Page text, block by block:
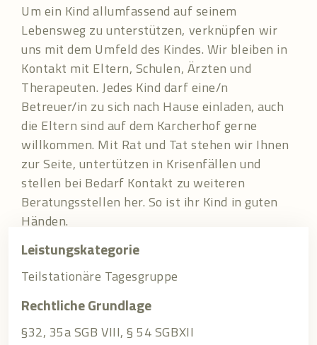
Um ein Kind allumfassend auf seinem
Lebensweg zu unterstützen, verknüpfen wir
uns mit dem Umfeld des Kindes. Wir bleiben in
Kontakt mit Eltern, Schulen, Ärzten und
Therapeuten. Jedes Kind darf eine/n
Betreuer/in zu sich nach Hause einladen, auch
die Eltern sind auf dem Karcherhof gerne
willkommen. Mit Rat und Tat stehen wir Ihnen
zur Seite, untertützen in Krisenfällen und
stellen bei Bedarf Kontakt zu weiteren
Beratungsstellen her. So ist ihr Kind in guten
Händen.
Leistungskategorie
Teilstationäre Tagesgruppe
Rechtliche Grundlage
§32, 35a SGB VIII, § 54 SGBXII